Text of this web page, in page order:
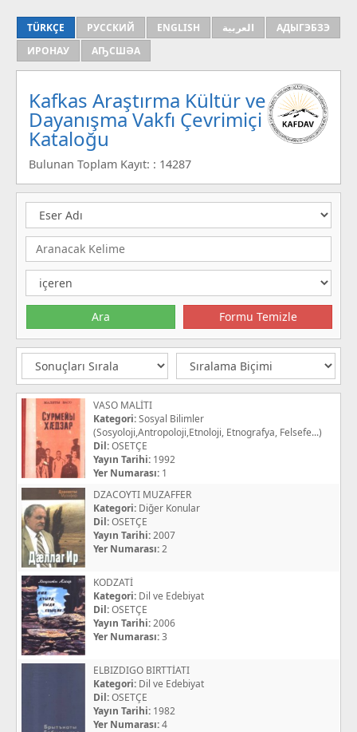
TÜRKÇE РУССКИЙ ENGLISH العربية
АДЫГЭБЗЭ
ИРОНАУ
АҦСШӘА
Kafkas Araştırma Kültür ve
Dayanışma Vakfı Çevrimiçi
Kataloğu
Bulunan Toplam Kayıt: : 14287
VASO MALİTI
Kategori:Sosyal Bilimler
(Sosyoloji,Antropoloji,Etnoloji, Etnografya, Felsefe...)
Dil:OSETÇE
Yayın Tarihi: 1992
Yer Numarası: 1
DZACOYTI MUZAFFER
Kategori: Diğer Konular
Dil:OSETÇE
Yayın Tarihi:2007
Yer Numarası:2
KODZATİ
Kategori: Dil ve Edebiyat
Dil:OSETÇE
Yayın Tarihi:2006
Yer Numarası:3
ELBIZDIGO BIRTTİATI
Kategori: Dil ve Edebiyat
Dil:OSETÇE
Yayın Tarihi: 1982
Yer Numarası:4